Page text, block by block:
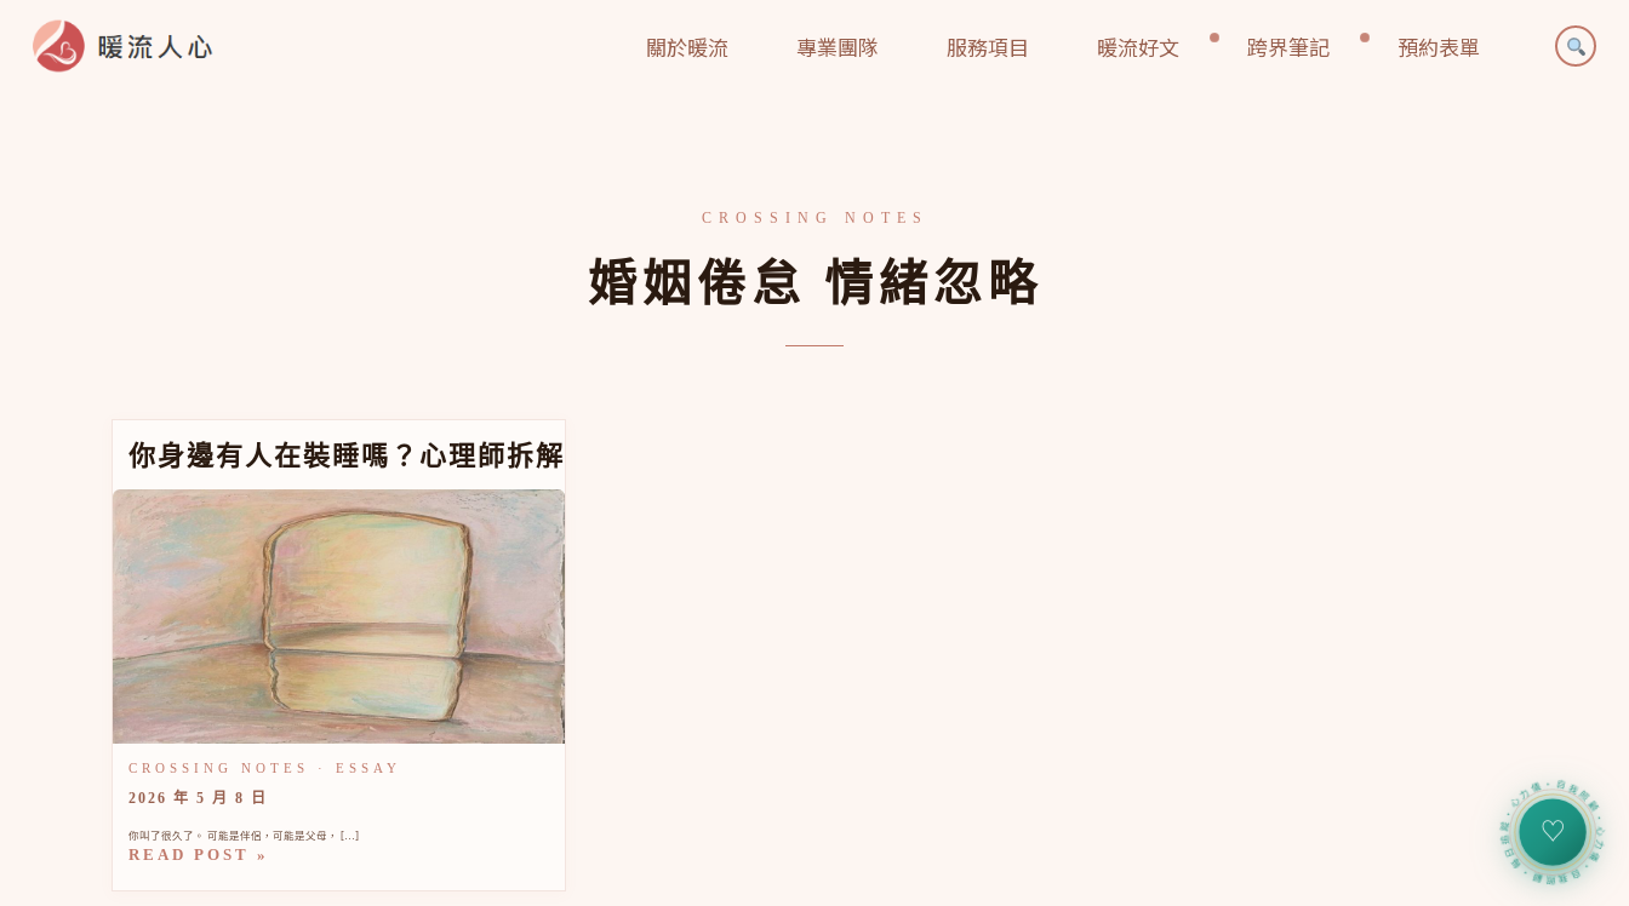
關於暖流 專業團隊 服務項目 暖流好文 跨界筆記 預約表單
婚姻倦怠 情緒忽略
你身邊有人在裝睡嗎？心理師拆解這句話背後的三個誤解
2026 年 5 月 8 日
你叫了很久了。 可能是伴侶，可能是父母， […]
你身邊有人在裝睡嗎？心理師拆解這句話背後的三個誤解
READ POST » 心力儀・自我照顧・每日追蹤・心力儀・自我照顧・每日追蹤・
♡